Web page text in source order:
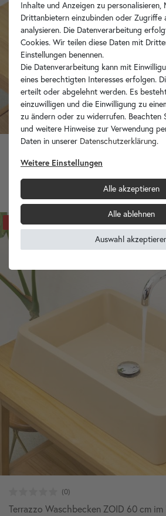
Fossiles Waschbecken innen poliert
799,90 €
-66%
Terrazzo Waschbecken ZOID 60 cm
Inhalte und Anzeigen zu personalisieren,
Drittanbietern einzubinden oder Zugriffe
analysieren. Die Datenverarbeitung
Cookies. Wir teilen diese Daten mit
Einstellungen benennen.
Die Datenverarbeitung kann mit
eines berechtigten Interesses erfolgen.
erteilt oder abgelehnt werden. Es
einzuwilligen und die Einwilligung zu
zu ändern oder zu widerrufen. Beachten
und weitere Hinweise zur Verwendung
Daten in unserer Daten­schutz­erklärung.
Weitere Einstellungen
Alle akzeptieren
Alle ablehnen
Auswahl